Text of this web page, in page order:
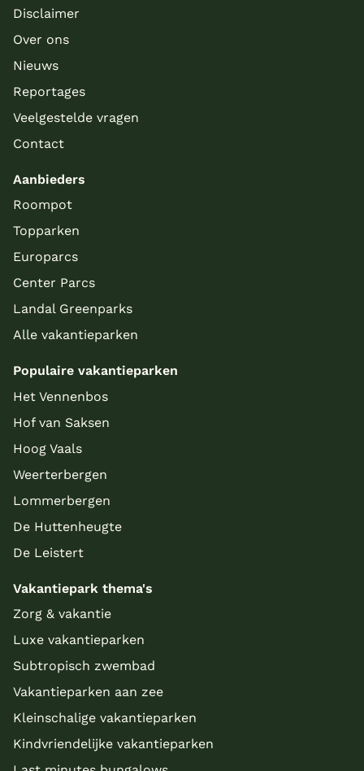
Disclaimer
Over ons
Nieuws
Reportages
Veelgestelde vragen
Contact
Aanbieders
Roompot
Topparken
Europarcs
Center Parcs
Landal Greenparks
Alle vakantieparken
Populaire vakantieparken
Het Vennenbos
Hof van Saksen
Hoog Vaals
Weerterbergen
Lommerbergen
De Huttenheugte
De Leistert
Vakantiepark thema's
Zorg & vakantie
Luxe vakantieparken
Subtropisch zwembad
Vakantieparken aan zee
Kleinschalige vakantieparken
Kindvriendelijke vakantieparken